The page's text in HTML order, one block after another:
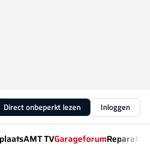
Direct onbeperkt lezen Inloggen
AMT TVGarageforum